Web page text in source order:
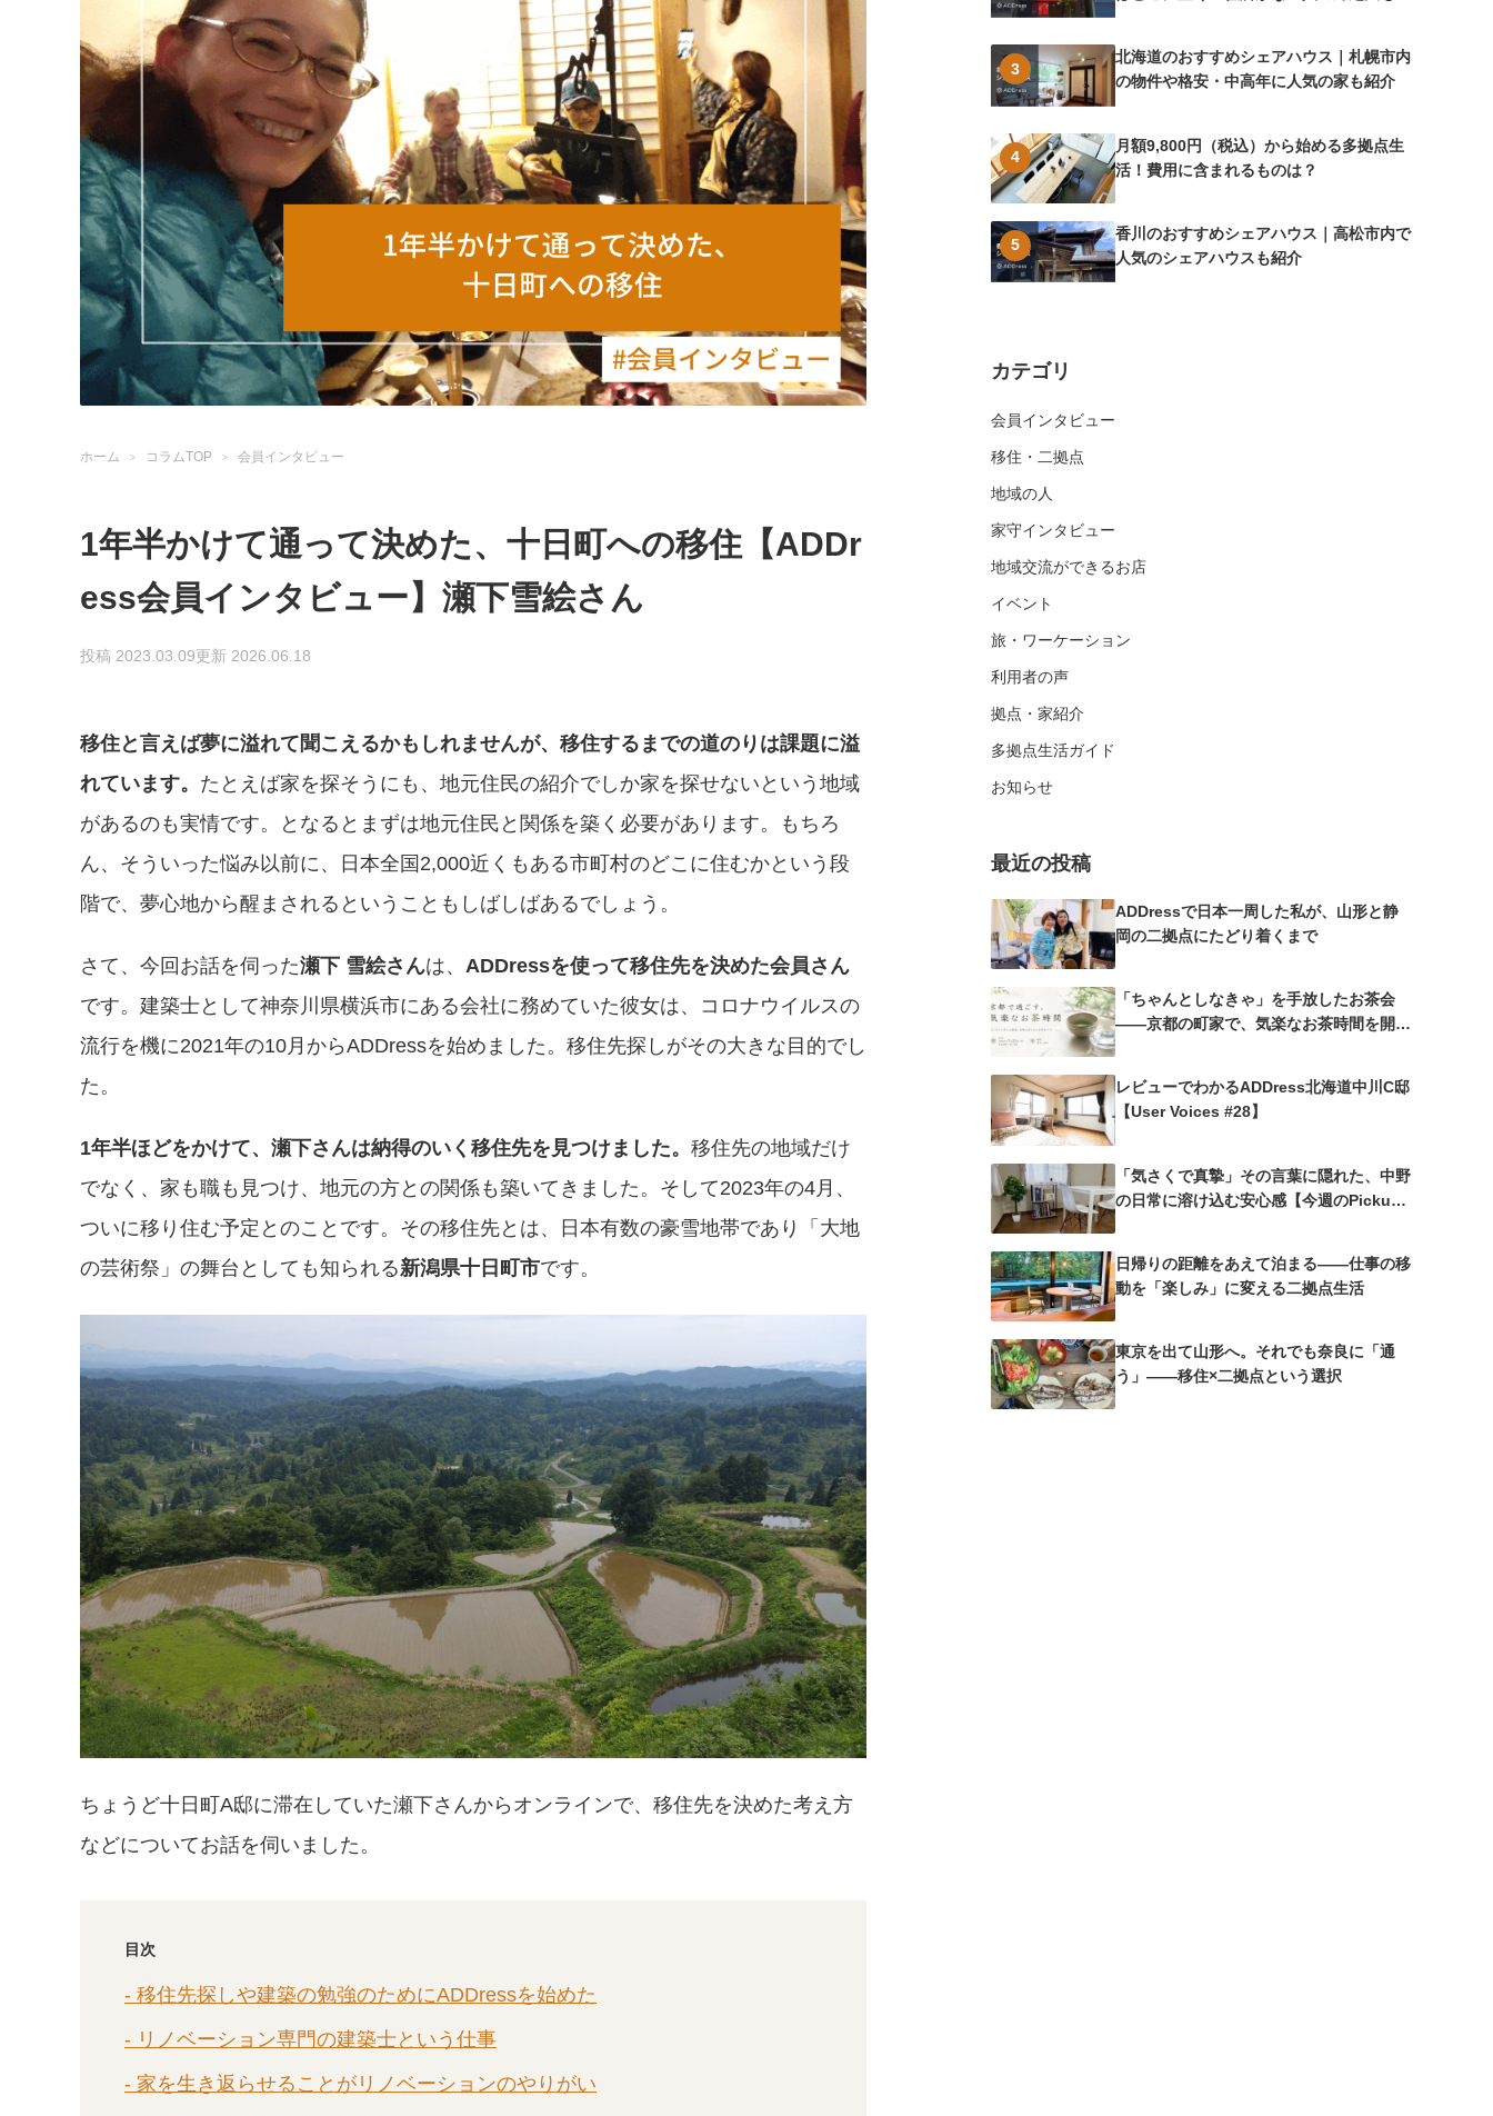
ホーム コラムTOP 会員インタビュー
1年半かけて通って決めた、十日町への移住【ADDr
ess会員インタビュー】瀬下雪絵さん
投稿 2023.03.09更新 2026.06.18
移住と言えば夢に溢れて聞こえるかもしれませんが、移住するまでの道のりは課題に溢
れています。 たとえば家を探そうにも、地元住民の紹介でしか家を探せないという地域
があるのも実情です。となるとまずは地元住民と関係を築く必要があります。もちろ
ん、そういった悩み以前に、日本全国2,000近くもある市町村のどこに住むかという段
階で、夢心地から醒まされるということもしばしばあるでしょう。
さて、今回お話を伺った瀬下 雪絵さんは、 ADDressを使って移住先を決めた会員さん
です。建築士として神奈川県横浜市にある会社に務めていた彼女は、コロナウイルスの
流行を機に2021年の10月からADDressを始めました。移住先探しがその大きな目的でし
た。
1年半ほどをかけて、瀬下さんは納得のいく移住先を見つけました。 移住先の地域だけ
でなく、家も職も見つけ、地元の方との関係も築いてきました。そして2023年の4月、
ついに移り住む予定とのことです。その移住先とは、日本有数の豪雪地帯であり「大地
の芸術祭」の舞台としても知られる新潟県十日町市です。
ちょうど十日町A邸に滞在していた瀬下さんからオンラインで、移住先を決めた考え方
などについてお話を伺いました。
目次
- 移住先探しや建築の勉強のためにADDressを始めた
- リノベーション専門の建築士という仕事
- 家を生き返らせることがリノベーションのやりがい
3
北海道のおすすめシェアハウス｜札幌市内
の物件や格安・中高年に人気の家も紹介
4
月額9,800円（税込）から始める多拠点生
活！費用に含まれるものは？
5
香川のおすすめシェアハウス｜高松市内で
人気のシェアハウスも紹介
カテゴリ
会員インタビュー
移住・二拠点
地域の人
家守インタビュー
地域交流ができるお店
イベント
旅・ワーケーション
利用者の声
拠点・家紹介
多拠点生活ガイド
お知らせ
最近の投稿
ADDressで日本一周した私が、山形と静
岡の二拠点にたどり着くまで
「ちゃんとしなきゃ」を手放したお茶会
——京都の町家で、気楽なお茶時間を開催
レビューでわかるADDress北海道中川C邸
【User Voices #28】
「気さくで真摯」その言葉に隠れた、中野
の日常に溶け込む安心感【今週のPickup
日帰りの距離をあえて泊まる——仕事の移
動を「楽しみ」に変える二拠点生活
東京を出て山形へ。それでも奈良に「通
う」——移住×二拠点という選択